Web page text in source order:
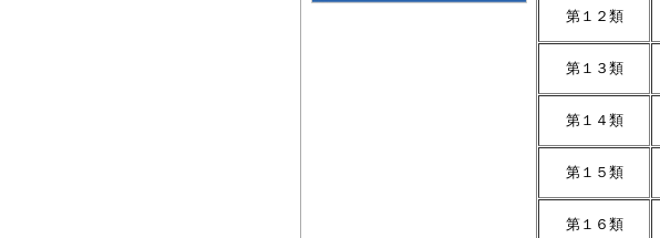
第１２類
第１３類
第１４類
第１５類
第１６類